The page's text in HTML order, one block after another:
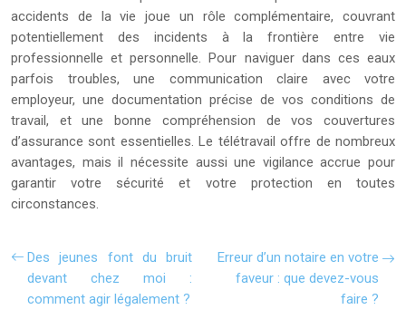
accidents de la vie joue un rôle complémentaire, couvrant
potentiellement des incidents à la frontière entre vie
professionnelle et personnelle. Pour naviguer dans ces eaux
parfois troubles, une communication claire avec votre
employeur, une documentation précise de vos conditions de
travail, et une bonne compréhension de vos couvertures
d’assurance sont essentielles. Le télétravail offre de nombreux
avantages, mais il nécessite aussi une vigilance accrue pour
garantir votre sécurité et votre protection en toutes
circonstances.
Des jeunes font du bruit
devant chez moi :
comment agir légalement ?
Erreur d’un notaire en votre
faveur : que devez-vous
faire ?